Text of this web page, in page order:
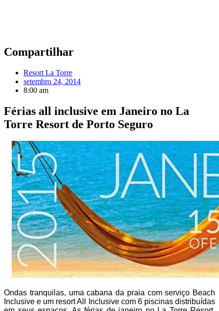
Compartilhar
Resort La Torre
setembro 24, 2014
8:00 am
Férias all inclusive em Janeiro no La
Torre Resort de Porto Seguro
Ondas tranquilas, uma cabana da praia com serviço Beach
Inclusive e um resort All Inclusive com 6 piscinas distribuídas